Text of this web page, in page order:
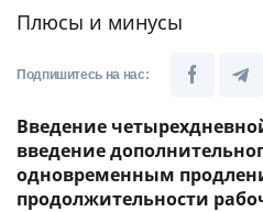
Плюсы и минусы
Подпишитесь на нас:
Введение
введение
одновременным
продолжительности